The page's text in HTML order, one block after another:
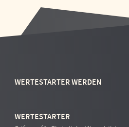
WERTESTARTER WERDEN
WERTESTARTER